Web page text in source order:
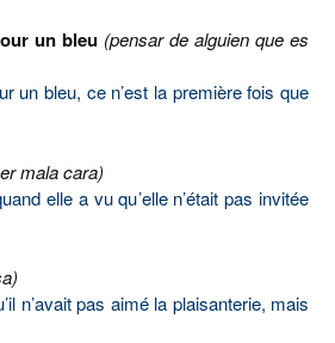
un bleu (pensar de alguien que es
un bleu, ce n’est la première fois que
mala cara)
elle a vu qu’elle n’était pas invitée
n’avait pas aimé la plaisanterie, mais